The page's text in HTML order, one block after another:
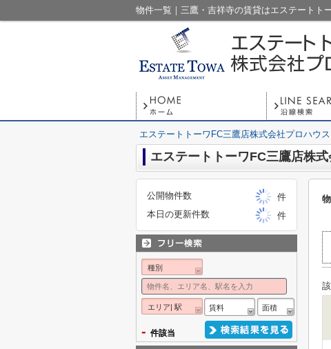
物件一覧｜三鷹・吉祥寺の賃貸はエステートト
エステートトーワFC三鷹店株式会社プロハウス
エステートトーワFC三鷹店株
公開物件数
件
本日の更新件数
件
種別
エリア| 駅 賃料 面積
- 件該当